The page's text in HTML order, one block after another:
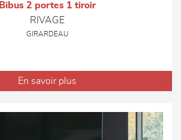
Bibus 2 portes 1 tiroir
RIVAGE
GIRARDEAU
En savoir plus